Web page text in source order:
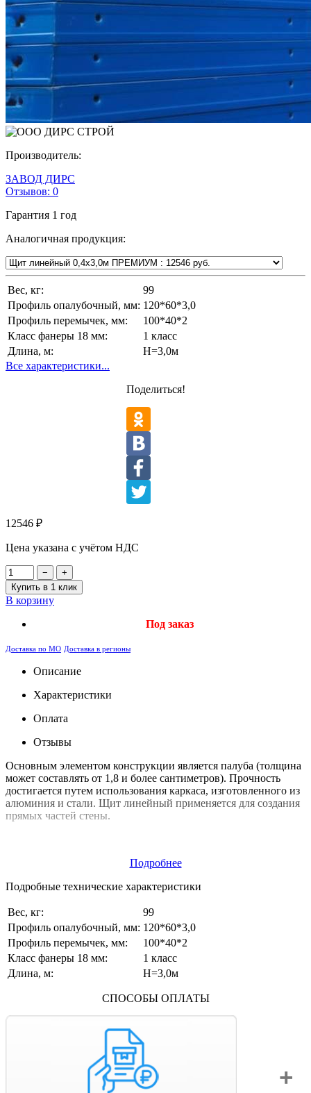
Производитель:
ЗАВОД ДИРС
Отзывов: 0
Гарантия 1 год
Аналогичная продукция:
Вес, кг:
99
Профиль опалубочный, мм: 120*60*3,0
Профиль перемычек, мм:
100*40*2
Класс фанеры 18 мм:
1 класс
Длина, м:
Н=3,0м
Все характеристики...
Поделиться!
12546 ₽
Цена указана с учётом НДС
−
+
Купить в 1 клик
В корзину
Под заказ
Доставка по МО Доставка в регионы
Описание
Характеристики
Оплата
Отзывы
Основным элементом конструкции является палуба (толщина
может составлять от 1,8 и более сантиметров). Прочность
достигается путем использования каркаса, изготовленного из
алюминия и стали. Щит линейный применяется для создания
прямых частей стены.
Подробнее
Подробные технические характеристики
Вес, кг:
99
Профиль опалубочный, мм: 120*60*3,0
Профиль перемычек, мм:
100*40*2
Класс фанеры 18 мм:
1 класс
Длина, м:
Н=3,0м
СПОСОБЫ ОПЛАТЫ